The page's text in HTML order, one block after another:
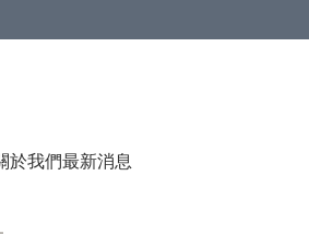
於我們最新消息